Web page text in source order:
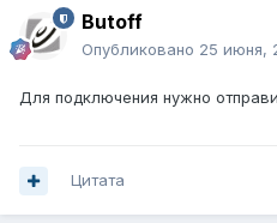
Butoff
Опубликовано 25 июня,
Для подключения нужно
Цитата